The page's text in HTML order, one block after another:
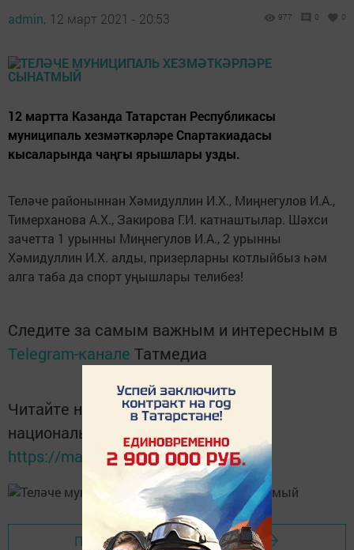
admin, 12 март 2021 - 20:53 977 0 0
12 мартта Казанда Татарстан Республикасы
муниципаль хезмәткәрләре Спартакиадасы
кысаларында чаңгы ярышлары узды.
Теләче районыннан Хәмидуллин И.Х., Миңнегулов И.А.,
Тимерханова А.Х., Закирова Г.И. катнаштылар. Шәхси
зачетта 1 урынны Миңнегулов И.А., 2 урынны
Хәмидуллин И.Х. алды, призерларны котлыйбыз һәм
алга таба да спорт уңышлары телибез!
Следите за самым важным и интересным в
Telegram-канале Татмедиа
Читайте новости Татарстана в
национальном мессенджере MАХ:
https://max.ru/tatmedia
Перейти на страницу новости